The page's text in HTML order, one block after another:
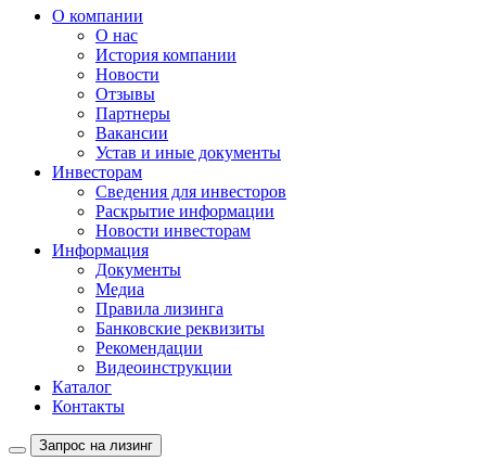
О компании
О нас
История компании
Новости
Отзывы
Партнеры
Вакансии
Устав и иные документы
Инвесторам
Сведения для инвесторов
Раскрытие информации
Новости инвесторам
Информация
Документы
Медиа
Правила лизинга
Банковские реквизиты
Рекомендации
Видеоинструкции
Каталог
Контакты
Запрос на лизинг